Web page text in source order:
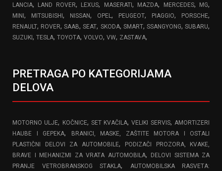
LANCIA, LAND ROVER, LEXUS, MASERATI , MAZDA, MERCEDES, MG,
MINI , MITSUBISHI , NISSAN, OPEL, PEUGEOT, PIAGGIO, PORSCHE,
RENAULT, ROVER,SAAB,SEAT, SKODA, SMART, SSANGYONG,SUBARU,
SUZUKI , TESLA, TOYOTA, VOLVO, VW, ZASTAVA,
PRETRAGA PO KATEGORIJAMA
DELOVA
MOTORNO ULJE, KOČNICE, SET KVAČILA,VELIKI SERVIS,AMORTIZERI
HAUBE I GEPEKA,
BRANICI, MASKE, ZAŠTITE MOTORA I OSTALI
PLASTIČNI DELOVI ZA AUTOMOBILE,
PODIZAČI PROZORA, KVAKE,
BRAVE I MEHANIZMI ZA VRATA AUTOMOBILA,
DELOVI SISTEMA ZA
PRANJE VETROBRANSKOG STAKLA,
AUTOMOBILSKA RASVETA: